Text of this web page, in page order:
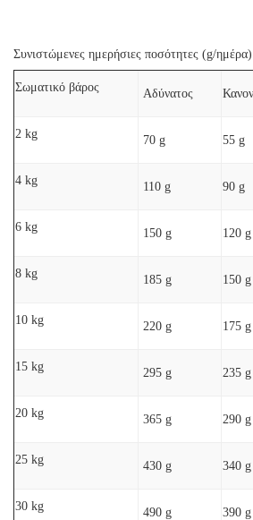
Συνιστώμενες ημερήσιες ποσότητες (g/
Σωματικό βάρος Αδύνατος
2 kg 70 g 55 g
4 kg 110 g 90 g
6 kg 150 g 120 g
8 kg 185 g 150 g
10 kg 220 g 175 g
15 kg 295 g 235 g
20 kg 365 g 290 g
25 kg 430 g 340 g
30 kg 490 g 390 g